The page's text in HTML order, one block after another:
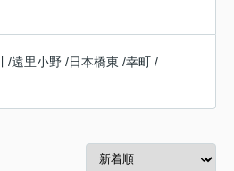
/遠里小野 /日本橋東 /幸町 /